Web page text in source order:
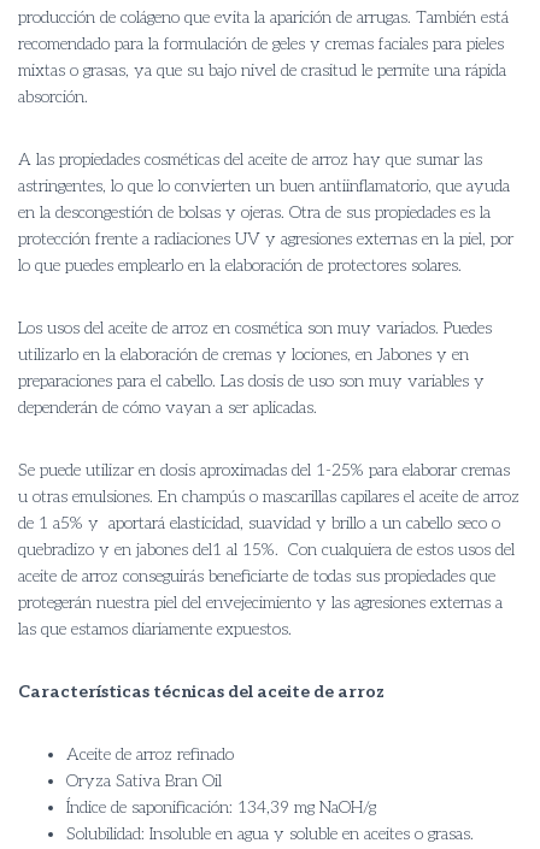
producción de colágeno que evita la aparición de arrugas. También está
recomendado para la formulación de geles y cremas faciales para pieles
mixtas o grasas, ya que su bajo nivel de crasitud le permite una rápida
absorción.
A las propiedades cosméticas del aceite de arroz hay que sumar las
astringentes, lo que lo convierten un buen antiinflamatorio, que ayuda
en la descongestión de bolsas y ojeras. Otra de sus propiedades es la
protección frente a radiaciones UV y agresiones externas en la piel, por
lo que puedes emplearlo en la elaboración de protectores solares.
Los usos del aceite de arroz en cosmética son muy variados. Puedes
utilizarlo en la elaboración de cremas y lociones, en Jabones y en
preparaciones para el cabello. Las dosis de uso son muy variables y
dependerán de cómo vayan a ser aplicadas.
Se puede utilizar en dosis aproximadas del 1-25% para elaborar cremas
u otras emulsiones. En champús o mascarillas capilares el aceite de arroz
de 1 a5% y aportará elasticidad, suavidad y brillo a un cabello seco o
quebradizo y en jabones del1 al 15%. Con cualquiera de estos usos del
aceite de arroz conseguirás beneficiarte de todas sus propiedades que
protegerán nuestra piel del envejecimiento y las agresiones externas a
las que estamos diariamente expuestos.
Características técnicas del aceite de arroz
Aceite de arroz refinado
Oryza Sativa Bran Oil
Índice de saponificación: 134,39 mg NaOH/g
Solubilidad: Insoluble en agua y soluble en aceites o grasas.